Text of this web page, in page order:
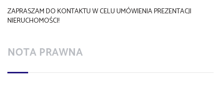
ZAPRASZAM DO KONTAKTU W CELU UMÓWIENIA PREZENTACJI
NIERUCHOMOŚCI!
NOTA PRAWNA